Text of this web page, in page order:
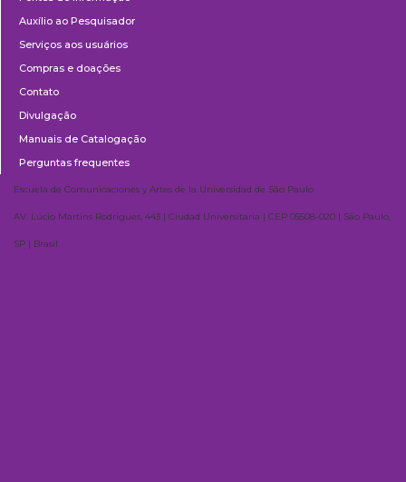
Auxílio ao Pesquisador
Serviços aos usuários
Compras e doações
Contato
Divulgação
Manuais de Catalogação
Perguntas frequentes
Escuela de Comunicaciones y Artes de la Universidad de São Paulo
AV. Lúcio Martins Rodrigues, 443 | Ciudad Universitaria | CEP 05508-020 | São Paulo,
SP | Brasil